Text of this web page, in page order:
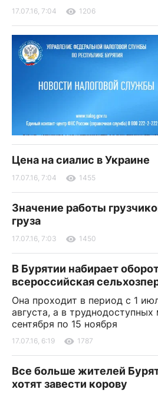
17.07.16, 7:04 1206
Цена на сиалис в Украине
17.07.16, 7:04 1455
Значение работы
груза
17.07.16, 7:03 1450
В Бурятии набирает
всероссийская
Она проходит в период с 1
августа, а в труднодоступных
сентября по 15 ноября
17.07.16, 6:19 1787
Все больше жителей
хотят завести корову